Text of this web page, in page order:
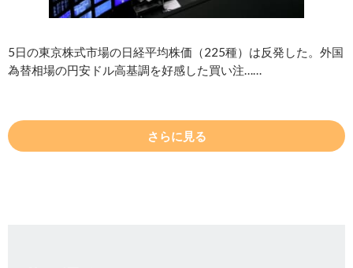
5日の東京株式市場の日経平均株価（225種）は反発した。外国
為替相場の円安ドル高基調を好感した買い注……
さらに見る